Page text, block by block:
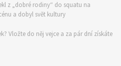
z „dobré rodiny“ do squatu na
a dobyl svět kultury
Vložte do něj vejce a za pár dní získáte